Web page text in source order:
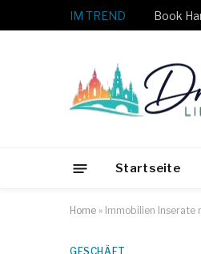
IM TREND
Startseite
Home » Immobilien
GESCHÄFT